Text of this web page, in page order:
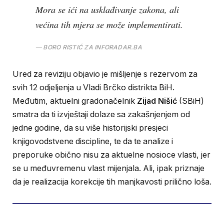
Mora se ići na usklađivanje zakona, ali
većina tih mjera se može implementirati.
BORO RISTIĆ ZA INFORADAR.BA
Ured za reviziju objavio je mišljenje s rezervom za
svih 12 odjeljenja u Vladi Brčko distrikta BiH.
Međutim, aktuelni gradonačelnik Zijad Nišić (SBiH)
smatra da ti izvještaji dolaze sa zakašnjenjem od
jedne godine, da su više historijski presjeci
knjigovodstvene discipline, te da te analize i
preporuke obično nisu za aktuelne nosioce vlasti, jer
se u međuvremenu vlast mijenjala. Ali, ipak priznaje
da je realizacija korekcije tih manjkavosti prilično loša.